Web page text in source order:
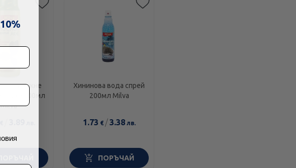
акне
100мл
Milva
Хининова вода спрей
200мл Milva
1.73 € /3.38лв.
ПОРЪЧАЙ